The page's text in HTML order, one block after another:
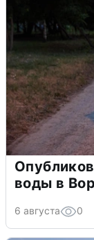
воды в
6 августа 0